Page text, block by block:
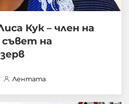
Кук – член на
на
Лентата